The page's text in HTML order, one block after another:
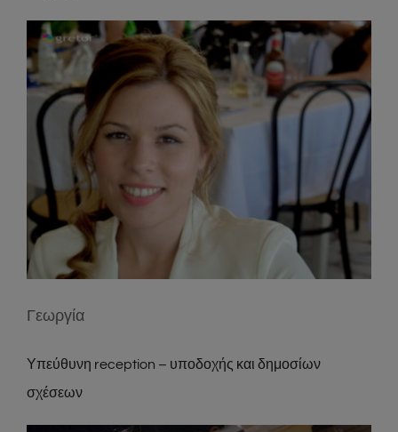
Γεωργία
Υπεύθυνη reception – υποδοχής και δημοσίων
σχέσεων